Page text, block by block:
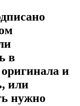
в
и
или
нужно